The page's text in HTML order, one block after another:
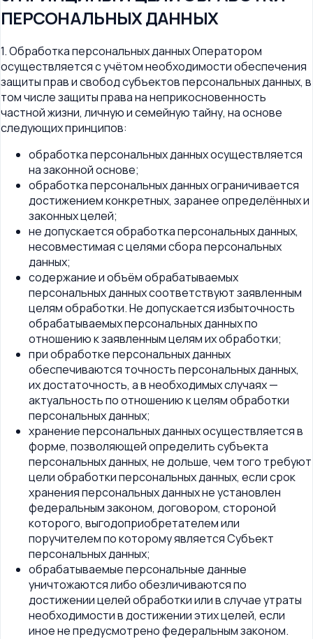
ПЕРСОНАЛЬНЫХ ДАННЫХ
1. Обработка персональных данных Оператором
осуществляется с учётом необходимости обеспечения
защиты прав и свобод субъектов персональных данных, в
том числе защиты права на неприкосновенность
частной жизни, личную и семейную тайну, на основе
следующих принципов:
обработка персональных данных осуществляется
на законной основе;
обработка персональных данных ограничивается
достижением конкретных, заранее определённых и
законных целей;
не допускается обработка персональных данных,
несовместимая с целями сбора персональных
данных;
содержание и объём обрабатываемых
персональных данных соответствуют заявленным
целям обработки. Не допускается избыточность
обрабатываемых персональных данных по
отношению к заявленным целям их обработки;
при обработке персональных данных
обеспечиваются точность персональных данных,
их достаточность, а в необходимых случаях —
актуальность по отношению к целям обработки
персональных данных;
хранение персональных данных осуществляется в
форме, позволяющей определить субъекта
персональных данных, не дольше, чем того требуют
цели обработки персональных данных, если срок
хранения персональных данных не установлен
федеральным законом, договором, стороной
которого, выгодоприобретателем или
поручителем по которому является Субъект
персональных данных;
обрабатываемые персональные данные
уничтожаются либо обезличиваются по
достижении целей обработки или в случае утраты
необходимости в достижении этих целей, если
иное не предусмотрено федеральным законом.